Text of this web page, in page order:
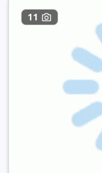
11